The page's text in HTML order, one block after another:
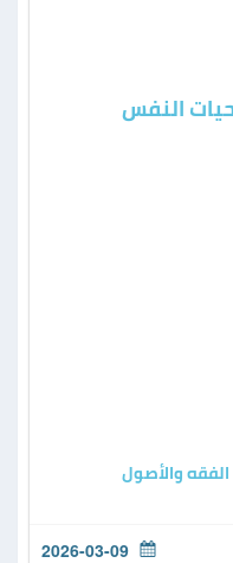
النفس
الفقه والأصول
2026-03-09